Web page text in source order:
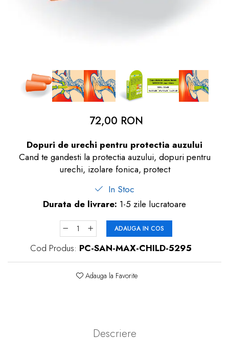
72,00 RON
Dopuri de urechi pentru protectia auzului
Cand te gandesti la protectia auzului, dopuri pentru
urechi, izolare fonica, protect
In Stoc
Durata de livrare: 1-5 zile lucratoare
ADAUGA IN COS
Cod Produs: PC-SAN-MAX-CHILD-5295
Adauga la Favorite
Descriere